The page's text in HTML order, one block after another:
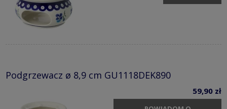
Podgrzewacz ø 8,9 cm GU1118DEK890
59,90 zł